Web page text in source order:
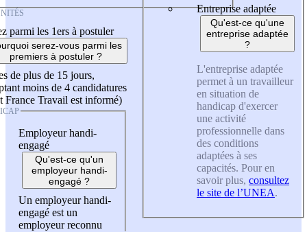
parmi les 1ers à postuler
serez-vous parmi les
premiers à postuler ?
de plus de 15 jours,
moins de 4 candidatures
France Travail est informé)
Employeur handi-
engagé
Qu'est-ce qu'un
employeur handi-
engagé ?
Un employeur handi-
engagé est un
employeur reconnu
Entreprise adaptée
Qu'est-ce qu'une
entreprise adaptée
?
L'entreprise adaptée
permet à un travailleur
en situation de
handicap d'exercer
une activité
professionnelle dans
des conditions
adaptées à ses
capacités. Pour en
savoir plus, consultez
le site de l’UNEA.